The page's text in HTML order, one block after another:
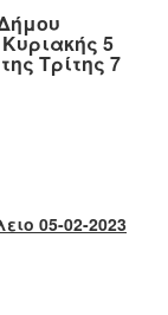
5
Τρίτης 7
05-02-2023